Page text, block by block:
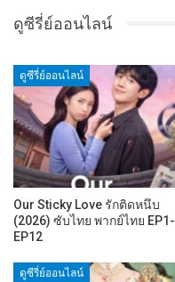
ดูซีรี่ย์ออนไลน์
ดูซีรี่ย์ออนไลน์
Our Sticky Love รักติดหนึบ
(2026) ซับไทย พากย์ไทย EP1-
EP12
ดูซีรี่ย์ออนไลน์